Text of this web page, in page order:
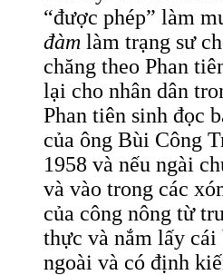
“được phép” làm
đàm làm trạng sư
chăng theo Phan
lại cho nhân dân
Phan tiên sinh đọc
của ông Bùi Công
1958 và nếu ngài
và vào trong các
của công nông từ
thực và nắm lấy cái
ngoài và có định